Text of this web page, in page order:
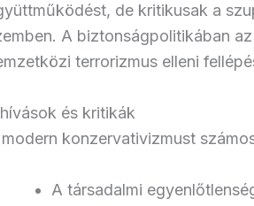
de kritikusak a
A biztonságpolitikában
terrorizmus elleni
és kritikák
konzervativizmust
A társadalmi